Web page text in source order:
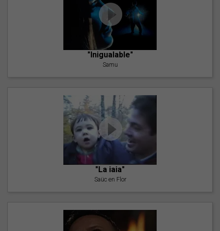
"Inigualable"
Samu
"La iaia"
Saüc en Flor